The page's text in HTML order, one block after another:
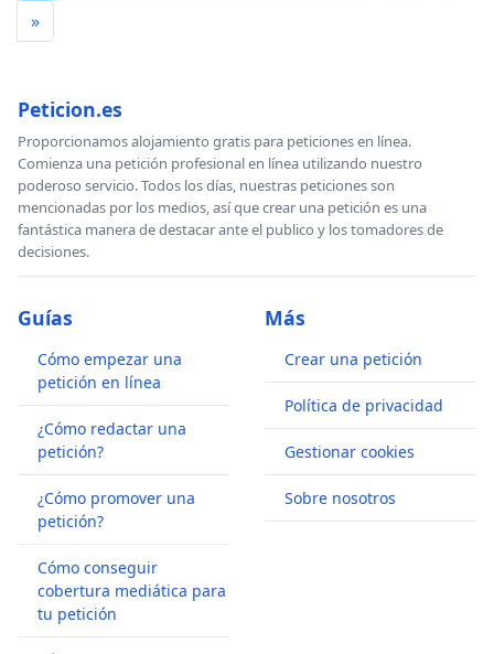
»
Peticion.es
Proporcionamos alojamiento gratis para peticiones en línea.
Comienza una petición profesional en línea utilizando nuestro
poderoso servicio. Todos los días, nuestras peticiones son
mencionadas por los medios, así que crear una petición es una
fantástica manera de destacar ante el publico y los tomadores de
decisiones.
Guías
Cómo empezar una
petición en línea
¿Cómo redactar una
petición?
¿Cómo promover una
petición?
Cómo conseguir
cobertura mediática para
tu petición
Más
Crear una petición
Política de privacidad
Gestionar cookies
Sobre nosotros